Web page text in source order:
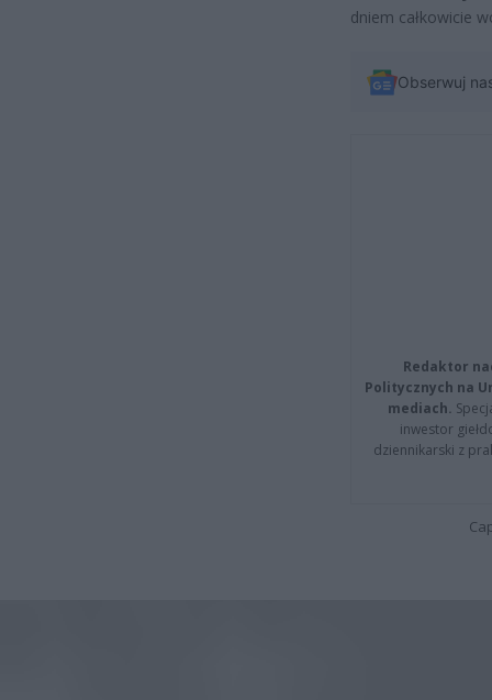
dniem całkowicie
Obserwuj
Redaktor
Politycznych na
mediach.
inwestor
dziennikarski z